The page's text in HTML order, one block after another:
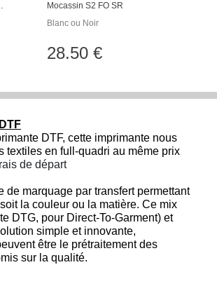
Mocassin S2 FO SR
Blanc ou Noir
28.50 €
DTF, cette imprimante nous
textiles en full-quadri au même prix
de départ
marquage par transfert permettant
la couleur ou la matière. Ce mix
DTG, pour Direct-To-Garment) et
simple et innovante,
être le prétraitement des
sur la qualité.